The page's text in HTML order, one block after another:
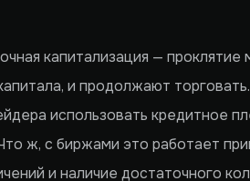
капитализация —
и продолжают
использовать кредитное
ж, с биржами это работает
и наличие достаточного